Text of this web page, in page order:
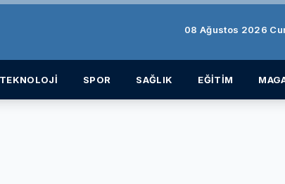
08 Ağustos 2026
TEKNOLOJİ SPOR SAĞLIK EĞİTİM